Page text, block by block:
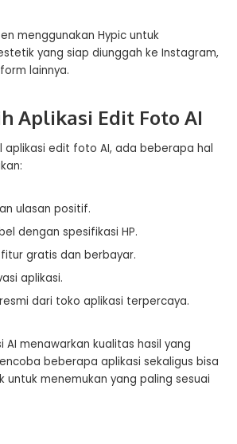
menggunakan Hypic untuk
yang siap diunggah ke Instagram,
lainnya.
Aplikasi Edit Foto AI
aplikasi edit foto AI, ada beberapa hal
ulasan positif.
dengan spesifikasi HP.
gratis dan berbayar.
aplikasi.
dari toko aplikasi terpercaya.
AI menawarkan kualitas hasil yang
beberapa aplikasi sekaligus bisa
untuk menemukan yang paling sesuai